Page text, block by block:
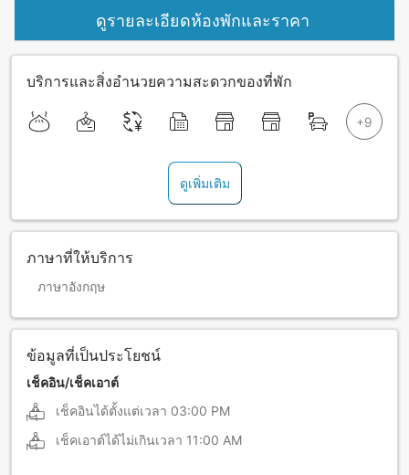
ดูรายละเอียดห้องพักและราคา
บริการและสิ่งอำนวยความสะดวกของที่พัก
ดูเพิ่มเติม
ภาษาที่ให้บริการ
ภาษาอังกฤษ
ข้อมูลที่เป็นประโยชน์
เช็คอิน/เช็คเอาต์
เช็คอินได้ตั้งแต่เวลา 03:00 PM
เช็คเอาต์ได้ไม่เกินเวลา 11:00 AM